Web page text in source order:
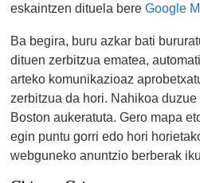
eskaintzen dituela bereGoogle
Ba begira, buru azkar bati
dituen zerbitzua ematea,
arteko komunikazioaz
zerbitzua da hori. Nahikoa
Boston aukeratuta. Gero mapa
egin puntu gorri edo hori
webguneko anuntzio berberak